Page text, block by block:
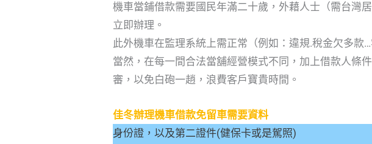
機車當鋪借款需要國民年滿二十歲，外藉人士（需台灣
立即辦理。
此外機車在監理系統上需正常（例如：違規.稅金欠多款
當然，在每一間合法當舖經營模式不同，加上借款人條
審，以免白砲一趙，浪費客戶寶貴時間。
佳冬辦理機車借款免留車需要資料
身份證，以及第二證件(健保卡或是駕照)